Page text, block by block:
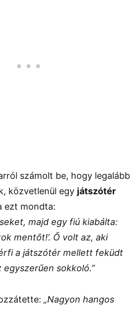
számolt be, hogy legalább
közvetlenül egy játszótér
ezt mondta:
majd egy fiú kiabálta:
mentőt!’. Ő volt az, aki
a játszótér mellett feküdt
egyszerűen sokkoló.”
„Nagyon hangos